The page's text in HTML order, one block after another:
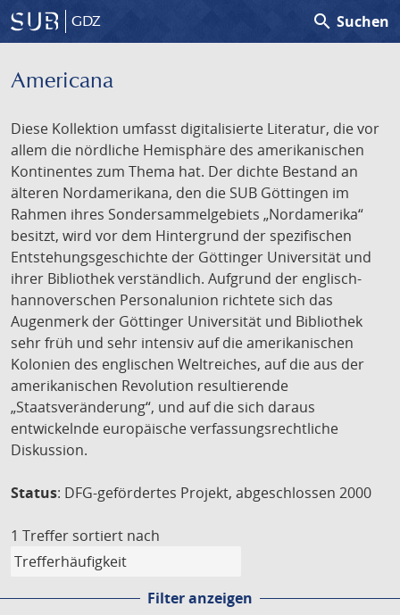
GDZ search Suchen
Americana
Diese Kollektion umfasst digitalisierte Literatur, die vor
allem die nördliche Hemisphäre des amerikanischen
Kontinentes zum Thema hat. Der dichte Bestand an
älteren Nordamerikana, den die SUB Göttingen im
Rahmen ihres Sondersammelgebiets „Nordamerika“
besitzt, wird vor dem Hintergrund der spezifischen
Entstehungsgeschichte der Göttinger Universität und
ihrer Bibliothek verständlich. Aufgrund der englisch-
hannoverschen Personalunion richtete sich das
Augenmerk der Göttinger Universität und Bibliothek
sehr früh und sehr intensiv auf die amerikanischen
Kolonien des englischen Weltreiches, auf die aus der
amerikanischen Revolution resultierende
„Staatsveränderung“, und auf die sich daraus
entwickelnde europäische verfassungsrechtliche
Diskussion.
Status: DFG-gefördertes Projekt, abgeschlossen 2000
1 Treffer sortiert nach
Filter anzeigen